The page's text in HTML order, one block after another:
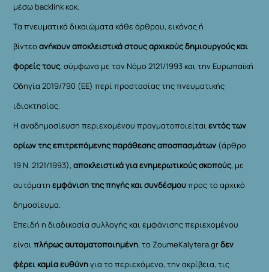
μέσω backlink κοκ.
Τα πνευματικά δικαιώματα κάθε άρθρου, εικόνας ή
βίντεοανήκουν αποκλειστικά στους αρχικούς δημιουργούς και
φορείς τους, σύμφωνα με τον Νόμο 2121/1993 και την Ευρωπαϊκή
Οδηγία 2019/790 (ΕΕ) περί προστασίας της πνευματικής
ιδιοκτησίας.
Η αναδημοσίευση περιεχομένου πραγματοποιείταιεντός των
ορίων της επιτρεπόμενης παράθεσης αποσπασμάτων (άρθρο
19 Ν. 2121/1993), αποκλειστικά για ενημερωτικούς σκοπούς, με
αυτόματηεμφάνιση της πηγής και συνδέσμουπρος το αρχικό
δημοσίευμα.
Επειδή η διαδικασία συλλογής και εμφάνισης περιεχομένου
είναιπλήρως αυτοματοποιημένη, το ZoumeKalytera.grδεν
φέρει καμία ευθύνηγια το περιεχόμενο, την ακρίβεια, τις